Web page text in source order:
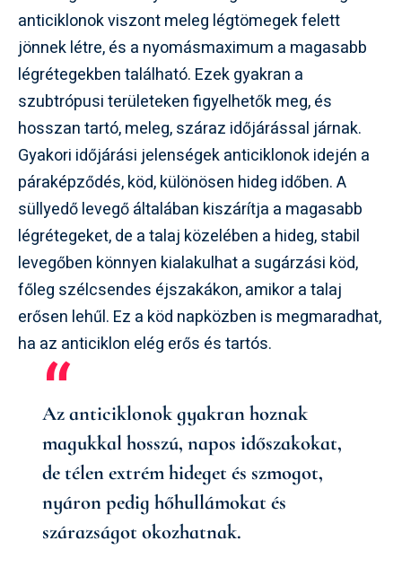
anticiklonok viszont meleg légtömegek felett
jönnek létre, és a nyomásmaximum a magasabb
légrétegekben található. Ezek gyakran a
szubtrópusi területeken figyelhetők meg, és
hosszan tartó, meleg, száraz időjárással járnak.
Gyakori időjárási jelenségek anticiklonok idején a
páraképződés, köd, különösen hideg időben. A
süllyedő levegő általában kiszárítja a magasabb
légrétegeket, de a talaj közelében a hideg, stabil
levegőben könnyen kialakulhat a sugárzási köd,
főleg szélcsendes éjszakákon, amikor a talaj
erősen lehűl. Ez a köd napközben is megmaradhat,
ha az anticiklon elég erős és tartós.
Az anticiklonok gyakran hoznak
magukkal hosszú, napos időszakokat,
de télen extrém hideget és szmogot,
nyáron pedig hőhullámokat és
szárazságot okozhatnak.